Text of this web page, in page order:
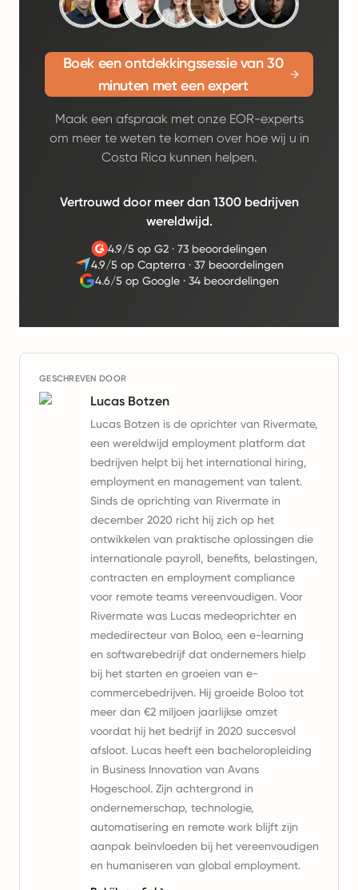
Boek een ontdekkingssessie van 30
minuten met een expert
Maak een afspraak met onze EOR-experts
om meer te weten te komen over hoe wij u in
Costa Rica kunnen helpen.
Vertrouwd door meer dan 1300 bedrijven
wereldwijd.
4.9/5 op G2· 73 beoordelingen
4.9/5 op Capterra · 37 beoordelingen
4.6/5 op Google ·34 beoordelingen
GESCHREVEN DOOR
Lucas Botzen
Lucas Botzen is de oprichter van Rivermate,
een wereldwijd employment platform dat
bedrijven helpt bij het international hiring,
employment en management van talent.
Sinds de oprichting van Rivermate in
december 2020 richt hij zich op het
ontwikkelen van praktische oplossingen die
internationale payroll, benefits, belastingen,
contracten en employment compliance
voor remote teams vereenvoudigen. Voor
Rivermate was Lucas medeoprichter en
mededirecteur van Boloo, een e-learning
en softwarebedrijf dat ondernemers hielp
bij het starten en groeien van e-
commercebedrijven. Hij groeide Boloo tot
meer dan €2 miljoen jaarlijkse omzet
voordat hij het bedrijf in 2020 succesvol
afsloot. Lucas heeft een bacheloropleiding
in Business Innovation van Avans
Hogeschool. Zijn achtergrond in
ondernemerschap, technologie,
automatisering en remote work blijft zijn
aanpak beïnvloeden bij het vereenvoudigen
en humaniseren van global employment.